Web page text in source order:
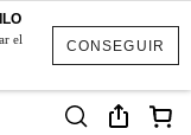
CONSEGUIR
el